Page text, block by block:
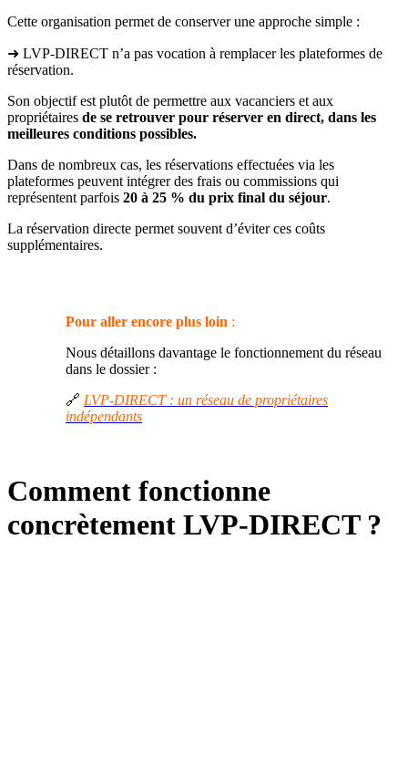
Cette organisation permet de conserver une approche simple :
➜ LVP-DIRECT n’a pas vocation à remplacer les plateformes de
réservation.
Son objectif est plutôt de permettre aux vacanciers et aux
propriétaires de se retrouver pour réserver en direct, dans les
meilleures conditions possibles.
Dans de nombreux cas, les réservations effectuées via les
plateformes peuvent intégrer des frais ou commissions qui
représentent parfois 20 à 25 % du prix final du séjour.
La réservation directe permet souvent d’éviter ces coûts
supplémentaires.
Pour aller encore plus loin :
Nous détaillons davantage le fonctionnement du réseau
dans le dossier :
🔗 LVP-DIRECT : un réseau de propriétaires
indépendants
Comment fonctionne
concrètement LVP-DIRECT ?